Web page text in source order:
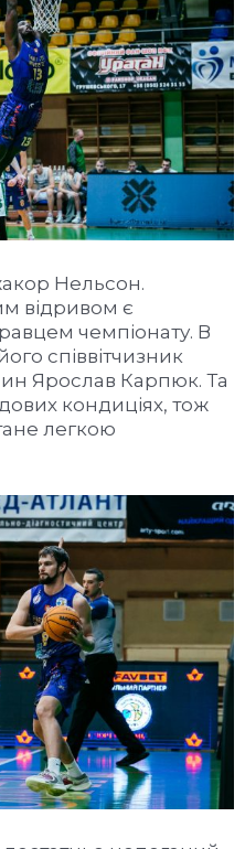
Нельсон.
відривом є
чемпіонату. В
співвітчизник
Ярослав Карпюк. Та
кондиціях, тож
легкою